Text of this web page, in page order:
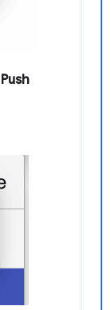
Push